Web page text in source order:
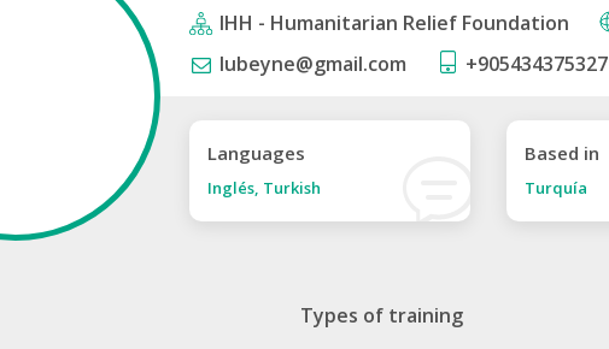
IHH - Humanitarian Relief Foundation
lubeyne@gmail.com
+905434375327
Languages
Inglés, Turkish
Based in
Turquía
Types of training